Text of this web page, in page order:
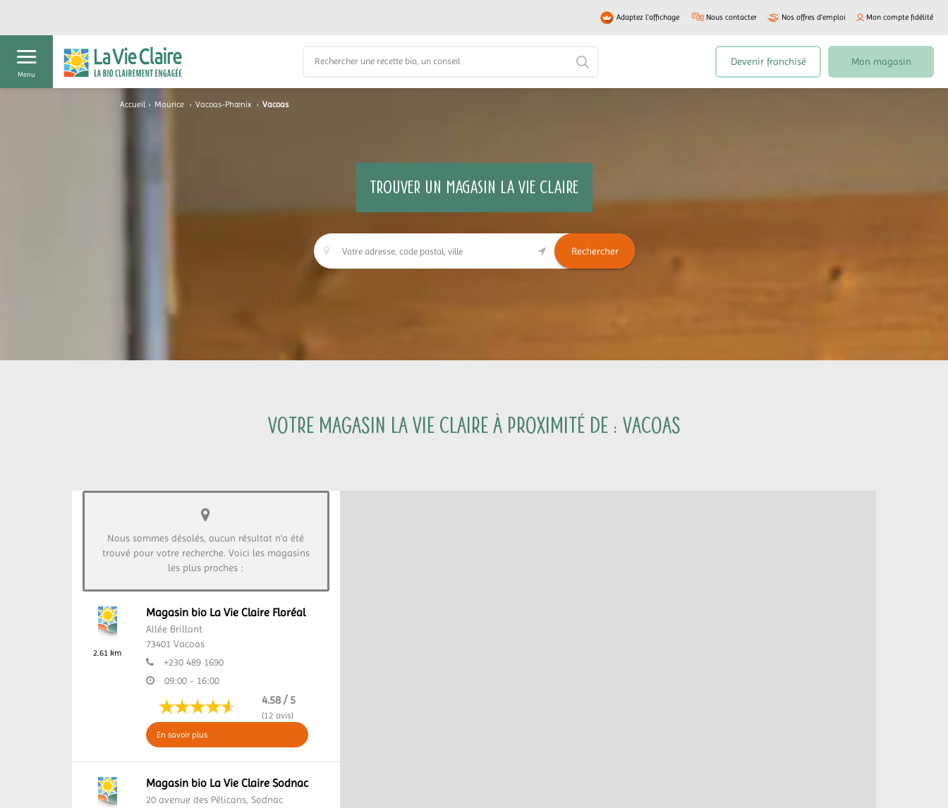
Adaptez l'affichage Nous contacter Nos offres d’emploi Mon compte fidélité
Menu
Devenir franchisé Mon magasin
Accueil › Maurice › Vacoas-Phœnix › Vacoas
TROUVER UN MAGASIN LA VIE CLAIRE
Rechercher
Votre magasin La Vie Claire à proximité de : Vacoas
Nous sommes désolés, aucun résultat n’a été
trouvé pour votre recherche. Voici les magasins
les plus proches :
2.61 km
Magasin bio La Vie Claire Floréal
Allée Brillant
73401 Vacoas
+230 489 1690
09:00 - 16:00
4.58 / 5
(12 avis)
En savoir plus
Magasin bio La Vie Claire Sodnac
20 avenue des Pélicans, Sodnac